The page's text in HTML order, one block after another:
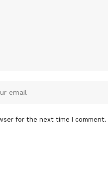
for the next time I comment.